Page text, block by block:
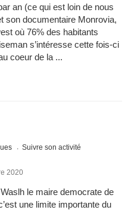
an (ce qui est loin de nous
son documentaire Monrovia,
où 76% des habitants
s’intéresse cette fois-ci
coeur de la ...
Suivre son activité
2020
le maire democrate de
une limite importante du